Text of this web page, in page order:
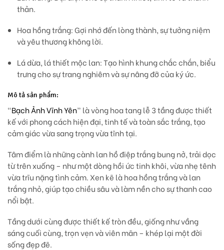
thản.
Hoa hồng trắng:Gợi nhớ đến lòng thành, sự tưởng niệm
và yêu thương không lời.
Lá dừa, lá thiết mộc lan:Tạo hình khung chắc chắn, biểu
trưng cho sự trang nghiêm và sự nâng đỡ của ký ức.
Mô tả sản phẩm:
“Bạch Ảnh Vĩnh Yên” là vòng hoa tang lễ 3 tầng được thiết
kế với phong cách hiện đại, tinh tế vàtoàn sắc trắng, tạo
cảm giác vừa sang trọng vừa tĩnh tại.
Tâm điểm là nhữngcành lan hồ điệp trắng bung nở, trải dọc
từ trên xuống – như mộtdòng hồi ức tinh khôi, vừa nhẹ tênh
vừa trĩu nặng tình cảm. Xen kẽ làhoa hồng trắng và lan
trắng nhỏ, giúp tạo chiều sâu và làm nền cho sự thanh cao
nổi bật.
Tầng dưới cùng được thiết kế tròn đều, giống nhưvầng
sáng cuối cùng, trọn vẹn và viên mãn – khép lại một đời
sống đẹp đẽ.